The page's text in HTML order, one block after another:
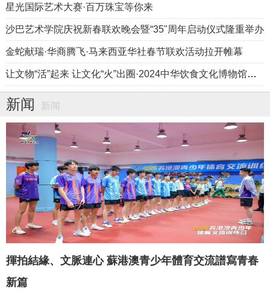
星光国际艺术大赛·百万珠宝等你来
沙巴艺术学院庆祝新春联欢晚会暨“35"周年启动仪式隆重举办
金蛇献瑞·华商腾飞·马来西亚华社春节联欢活动拉开帷幕
让文物“活”起来 让文化“火”出圈·2024中华饮食文化博物馆联盟年会在河北保定举行
新闻 新闻
揮拍結緣、文脈連心 蘇港澳青少年體育交流譜寫青春
新篇